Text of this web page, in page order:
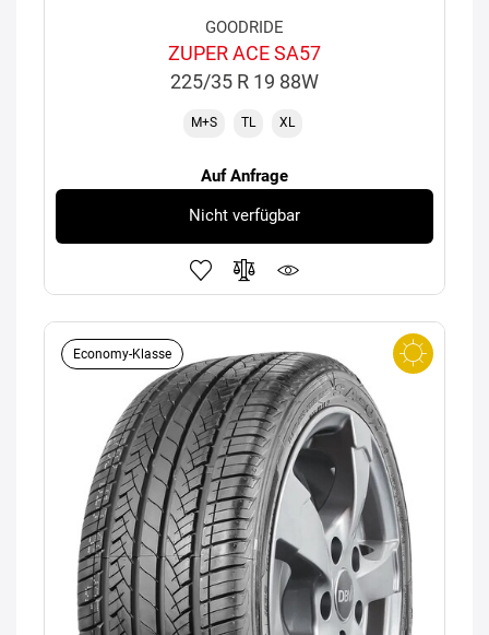
GOODRIDE
ZUPER ACE SA57
225/35 R 19 88W
M+S TL XL
Auf Anfrage
Nicht verfügbar
Economy-Klasse